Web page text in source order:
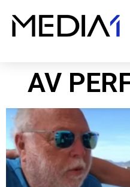
AV